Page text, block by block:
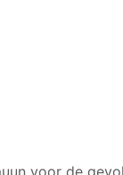
voor de